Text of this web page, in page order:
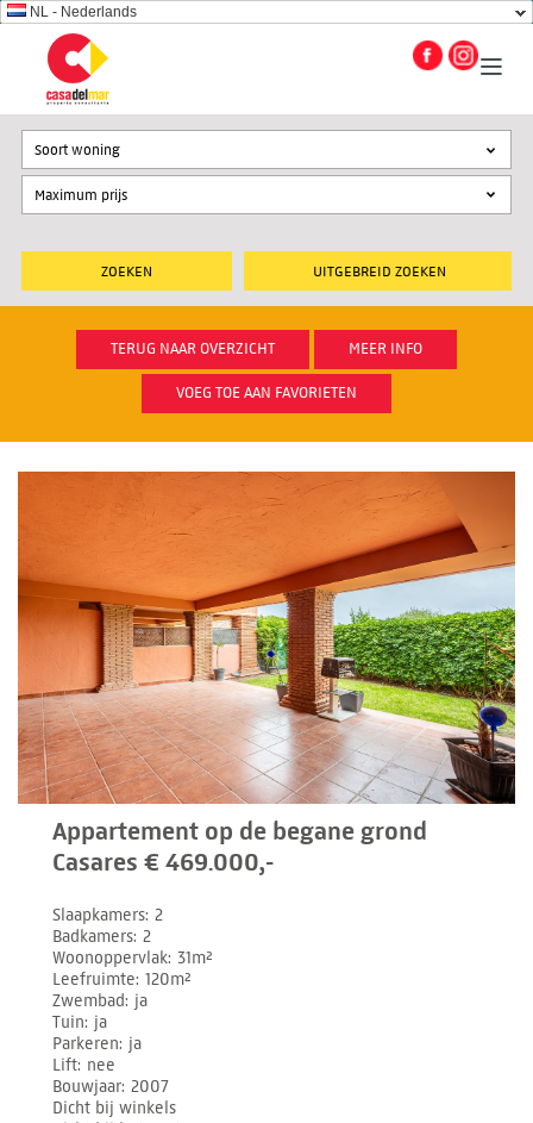
NL - Nederlands
UITGEBREID ZOEKEN
Soort woning
TERUG NAAR OVERZICHT MEER INFO
VOEG TOE AAN FAVORIETEN
Appartement op de begane grond
Casares € 469.000,-
Slaapkamers 2
Badkamers 2
Woonoppervlak 31m²
Leefruimte 120m²
Zwembad ja
Tuin ja
Parkeren ja
Lift nee
Bouwjaar 2007
Dicht bij winkels